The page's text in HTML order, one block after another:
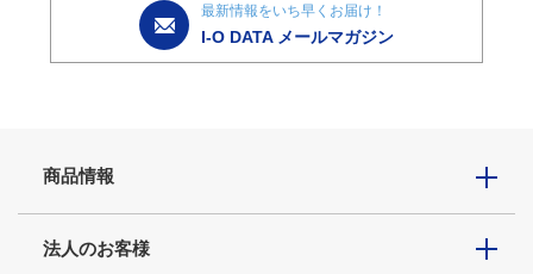
最新情報をいち早くお届け！
I-O DATA メールマガジン
商品情報
法人のお客様